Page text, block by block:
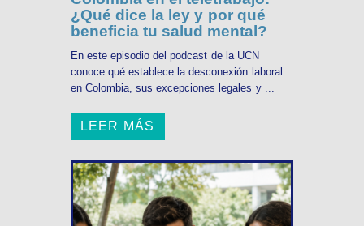
¿Qué dice la ley y por qué
beneficia tu salud mental?
En este episodio del podcast de la UCN
conoce qué establece la desconexión laboral
en Colombia, sus excepciones legales y ...
LEER MÁS